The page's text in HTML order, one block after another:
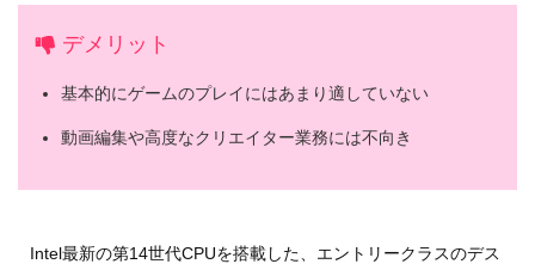
デメリット
基本的にゲームのプレイにはあまり適していない
動画編集や高度なクリエイター業務には不向き
Intel最新の第14世代CPUを搭載した、エントリークラスのデス